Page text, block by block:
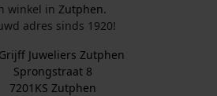
winkel in Zutphen.
adres sinds 1920!
Juweliers Zutphen
Sprongstraat 8
7201KS Zutphen